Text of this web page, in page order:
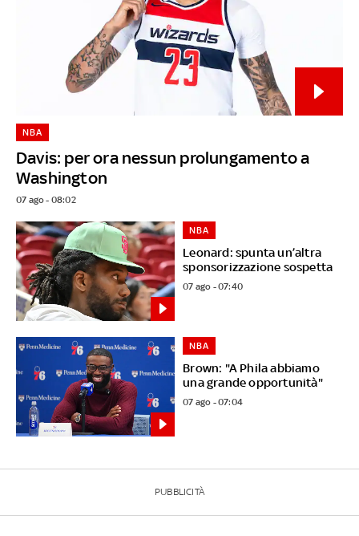
Davis: per ora nessun prolungamento a
Washington
NBA
07 ago - 08:02
Leonard: spunta un’altra
sponsorizzazione sospetta
NBA
07 ago - 07:40
Brown: "A Phila abbiamo
una grande opportunità"
NBA
07 ago - 07:04
PUBBLICITÀ